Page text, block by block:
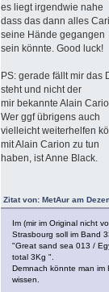
es liegt irgendwie nahe
dass das dann alles
seine Hände gegangen
sein könnte. Good luck!
PS: gerade fällt mir das
steht und nicht der
mir bekannte Alain
Wer ggf übrigens auch
vielleicht weiterhelfen
mit Alain Carion zu tun
haben, ist Anne Black.
Zitat von: MetAur am
Im (mir im Original nicht
Strasbourg soll im Band
"Great sand sea 013 /
total 3Kg ".
Demnach könnte man im
wissen.